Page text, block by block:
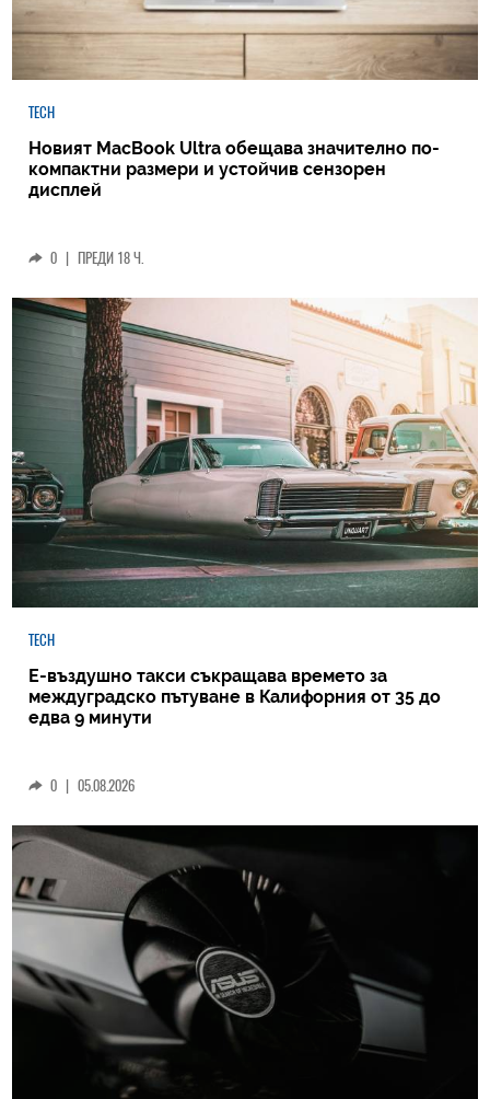
TECH
Новият MacBook Ultra обещава значително по-
компактни размери и устойчив сензорен
дисплей
0 | ПРЕДИ 18 Ч.
TECH
Е-въздушно такси съкращава времето за
междуградско пътуване в Калифорния от 35 до
едва 9 минути
0 | 05.08.2026